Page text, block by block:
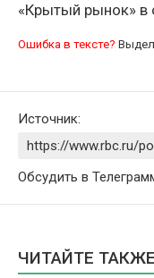
«Крытый рынок» в
Ошибка в тексте?
Источник:
https://www.rbc.ru/
Обсудить в
ЧИТАЙТЕ ТАКЖЕ